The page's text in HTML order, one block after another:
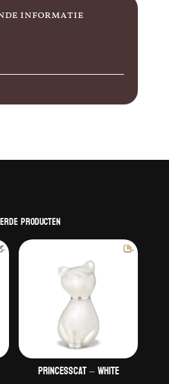
informatie
producten
PrincessCat – White